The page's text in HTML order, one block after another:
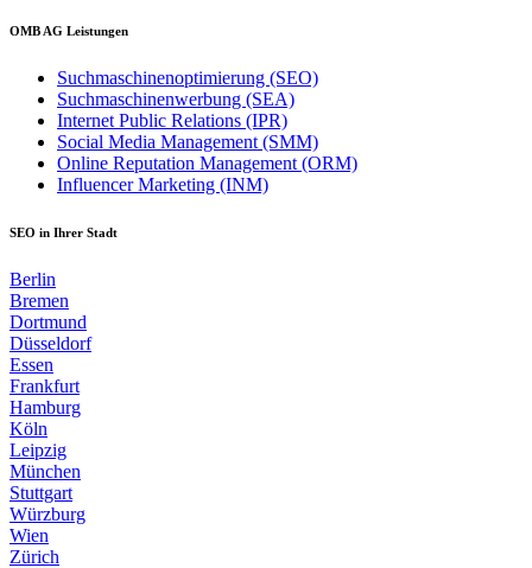
OMB AG Leistungen
Suchmaschinenoptimierung (SEO)
Suchmaschinenwerbung (SEA)
Internet Public Relations (IPR)
Social Media Management (SMM)
Online Reputation Management (ORM)
Influencer Marketing (INM)
SEO in Ihrer Stadt
Berlin
Bremen
Dortmund
Düsseldorf
Essen
Frankfurt
Hamburg
Köln
Leipzig
München
Stuttgart
Würzburg
Wien
Zürich